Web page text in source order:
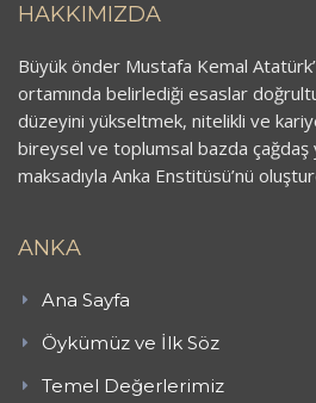
HAKKIMIZDA
Büyük önder Mustafa Kemal
ortamında belirlediği esaslar
düzeyini yükseltmek, nitelikli ve
bireysel ve toplumsal bazda çağdaş
maksadıyla Anka Enstitüsü’nü
ANKA
Ana Sayfa
Öykümüz ve İlk Söz
Temel Değerlerimiz